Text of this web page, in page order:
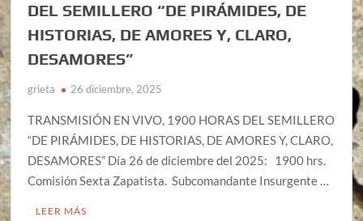
DEL SEMILLERO “DE PIRÁMIDES, DE
HISTORIAS, DE AMORES Y, CLARO,
DESAMORES”
grieta 26 diciembre, 2025
TRANSMISIÓN EN VIVO, 1900 HORAS DEL SEMILLERO
“DE PIRÁMIDES, DE HISTORIAS, DE AMORES Y, CLARO,
DESAMORES” Día 26 de diciembre del 2025: 1900 hrs.
Comisión Sexta Zapatista. Subcomandante Insurgente …
LEER MÁS